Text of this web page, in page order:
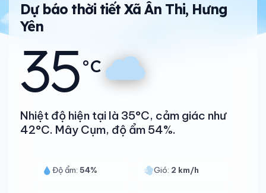
Dự báo thời tiết Xã Ân Thi, Hưng
Yên
35°C
Nhiệt độ hiện tại là 35°C, cảm giác như
42°C. Mây Cụm, độ ẩm 54%.
Độ ẩm: 54% Gió: 2 km/h